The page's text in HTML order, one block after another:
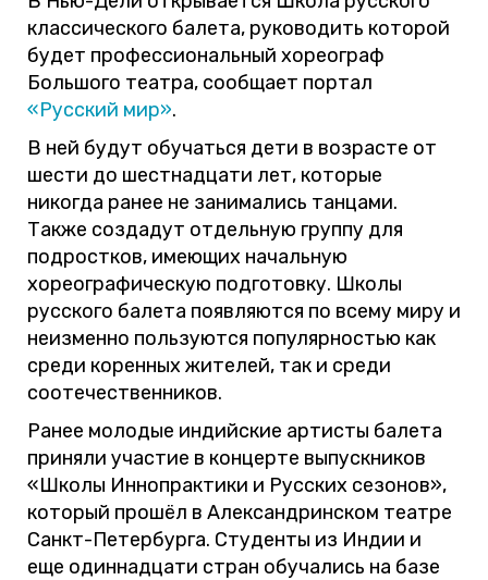
классического балета, руководить которой
будет профессиональный хореограф
Большого театра, сообщает портал
«Русский мир».
В ней будут обучаться дети в возрасте от
шести до шестнадцати лет, которые
никогда ранее не занимались танцами.
Также создадут отдельную группу для
подростков, имеющих начальную
хореографическую подготовку. Школы
русского балета появляются по всему миру и
неизменно пользуются популярностью как
среди коренных жителей, так и среди
соотечественников.
Ранее молодые индийские артисты балета
приняли участие в концерте выпускников
«Школы Иннопрактики и Русских сезонов»,
который прошёл в Александринском театре
Санкт-Петербурга. Студенты из Индии и
еще одиннадцати стран обучались на базе